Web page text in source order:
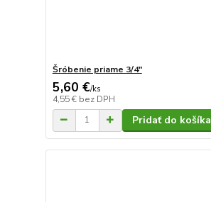
Šróbenie priame 3/4"
5,60 €/ks
4,55 € bez DPH
Pridať do košíka